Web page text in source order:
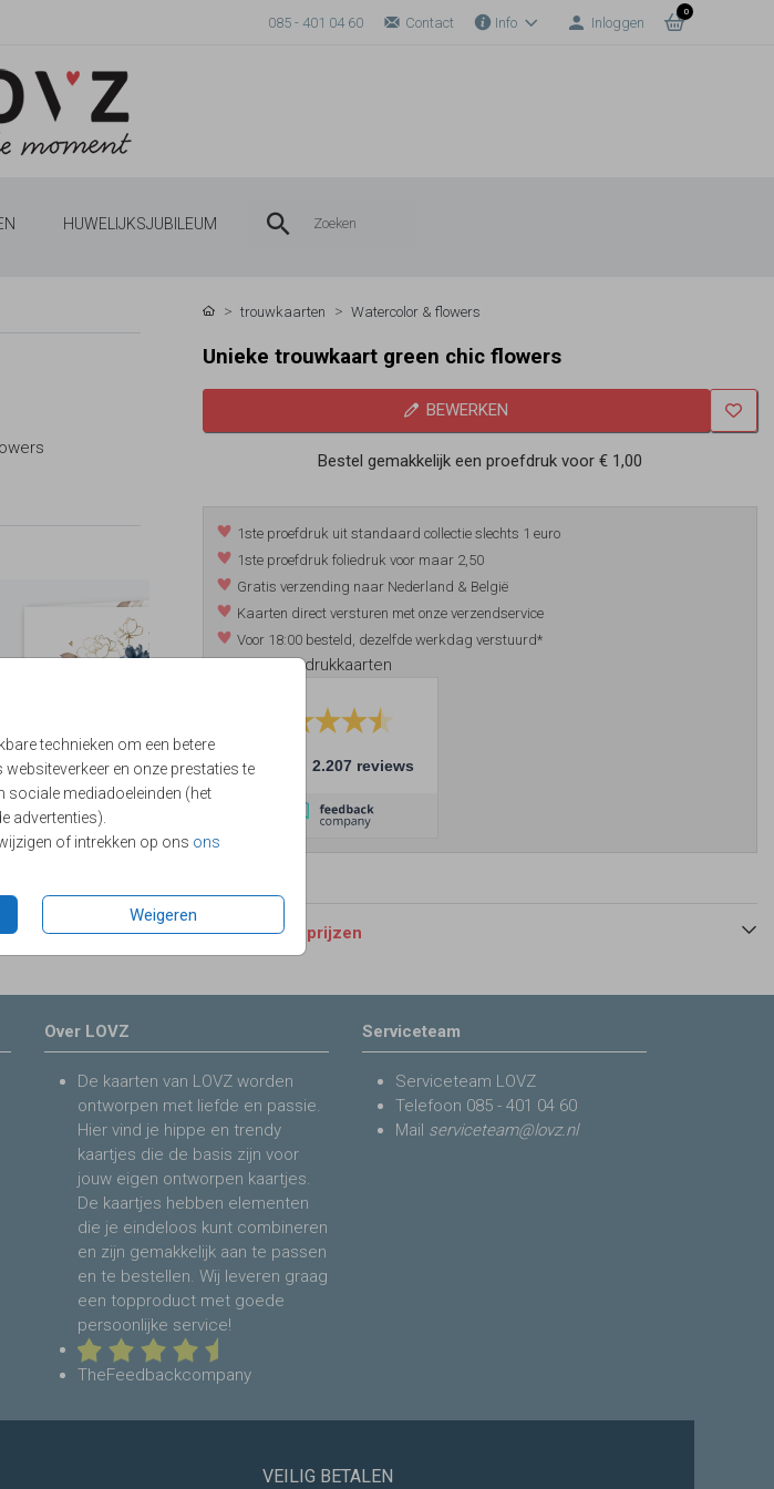
085 - 401 04 60 Contact Info Inloggen
0
HUWELIJKSJUBILEUM
technieken om een betere
en onze prestaties te
sociale mediadoeleinden (het
advertenties).
of intrekken op ons ons
Weigeren
trouwkaarten Watercolor & flowers
Unieke trouwkaart green chic flowers
BEWERKEN
Bestel gemakkelijk een proefdruk voor€ 1,00
1ste proefdruk uit standaard collectie slechts 1 euro
1ste proefdruk foliedruk voor maar 2,50
Gratis verzending naar Nederland & België
Kaarten direct versturen met onze verzendservice
Voor 18:00 besteld, dezelfde werkdag verstuurd*
*m.u.v. foliedrukkaarten
9.4 2.207 reviews
Formaten en prijzen
Over LOVZ
De kaarten van LOVZ worden
ontworpen met liefde en passie.
Hier vind je hippe en trendy
kaartjes die de basis zijn voor
jouw eigen ontworpen kaartjes.
De kaartjes hebben elementen
die je eindeloos kunt combineren
en zijn gemakkelijk aan te passen
en te bestellen. Wij leveren graag
een topproduct met goede
persoonlijke service!
TheFeedbackcompany
Serviceteam
Serviceteam LOVZ
Telefoon 085 - 401 04 60
Mail serviceteam@lovz.nl
VEILIG BETALEN